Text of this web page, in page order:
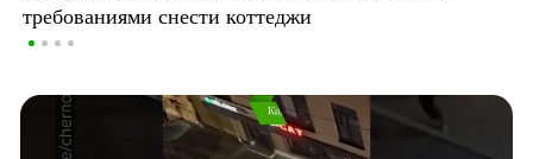
требованиями снести коттеджи